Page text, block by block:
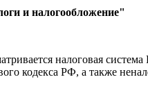
и налогообложение"
налоговая
кодекса РФ, а также